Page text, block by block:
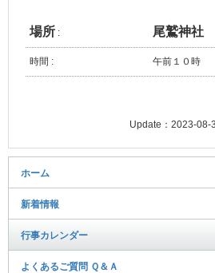
場所 : 尾鷲神社
時間 : 午前１０時
Update：2023-08-
ホーム
新着情報
行事カレンダー
よくあるご質問 Ｑ＆Ａ